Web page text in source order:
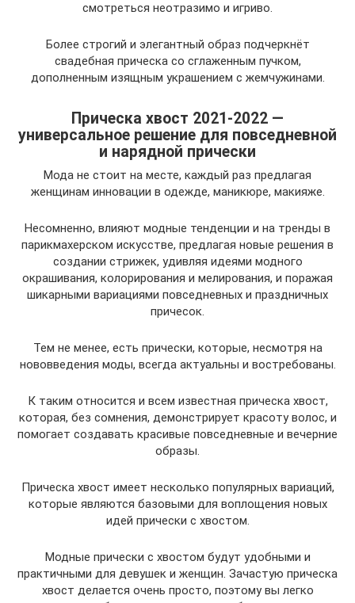
смотреться неотразимо и игриво.
Более строгий и элегантный образ подчеркнёт
свадебная прическа со сглаженным пучком,
дополненным изящным украшением с жемчужинами.
Прическа хвост 2021-2022 —
универсальное решение для повседневной
и нарядной прически
Мода не стоит на месте, каждый раз предлагая
женщинам инновации в одежде, маникюре, макияже.
Несомненно, влияют модные тенденции и на тренды в
парикмахерском искусстве, предлагая новые решения в
создании стрижек, удивляя идеями модного
окрашивания, колорирования и мелирования, и поражая
шикарными вариациями повседневных и праздничных
причесок.
Тем не менее, есть прически, которые, несмотря на
нововведения моды, всегда актуальны и востребованы.
К таким относится и всем известная прическа хвост,
которая, без сомнения, демонстрирует красоту волос, и
помогает создавать красивые повседневные и вечерние
образы.
Прическа хвост имеет несколько популярных вариаций,
которые являются базовыми для воплощения новых
идей прически с хвостом.
Модные прически с хвостом будут удобными и
практичными для девушек и женщин. Зачастую прическа
хвост делается очень просто, поэтому вы легко